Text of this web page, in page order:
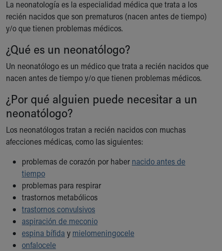
Ronald McDonald House Care Mobile
Health Centers
Symptom Checker
Price Estimates
Family Supports
Sports Health Services Provider for Akron Zips
Find a Pediatrics Location
Find a Pediatrician
MyChart
Make an Appointment
Child Passenger Safety
Safe Sleep for Babies
Safe Sleep
About Akron Children's Pediatrics
Who We Are
Building a Brighter Future
Our Mission, Vision, Promise
Calendar of Events
La neonatología es la especialidad médica que trata a los
recién nacidos que son prematuros (nacen antes de tiempo)
y/o que tienen problemas médicos.
¿Qué es un neonatólogo?
Un neonatólogo es un médico que trata a recién nacidos que
nacen antes de tiempo y/o que tienen problemas médicos.
¿Por qué alguien puede necesitar a un
neonatólogo?
Los neonatólogos tratan a recién nacidos con muchas
afecciones médicas, como las siguientes:
problemas de corazón por haber nacido antes de
tiempo
problemas para respirar
trastornos metabólicos
trastornos convulsivos
aspiración de meconio
espina bífida y mielomeningocele
onfalocele